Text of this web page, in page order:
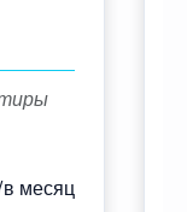
месяц